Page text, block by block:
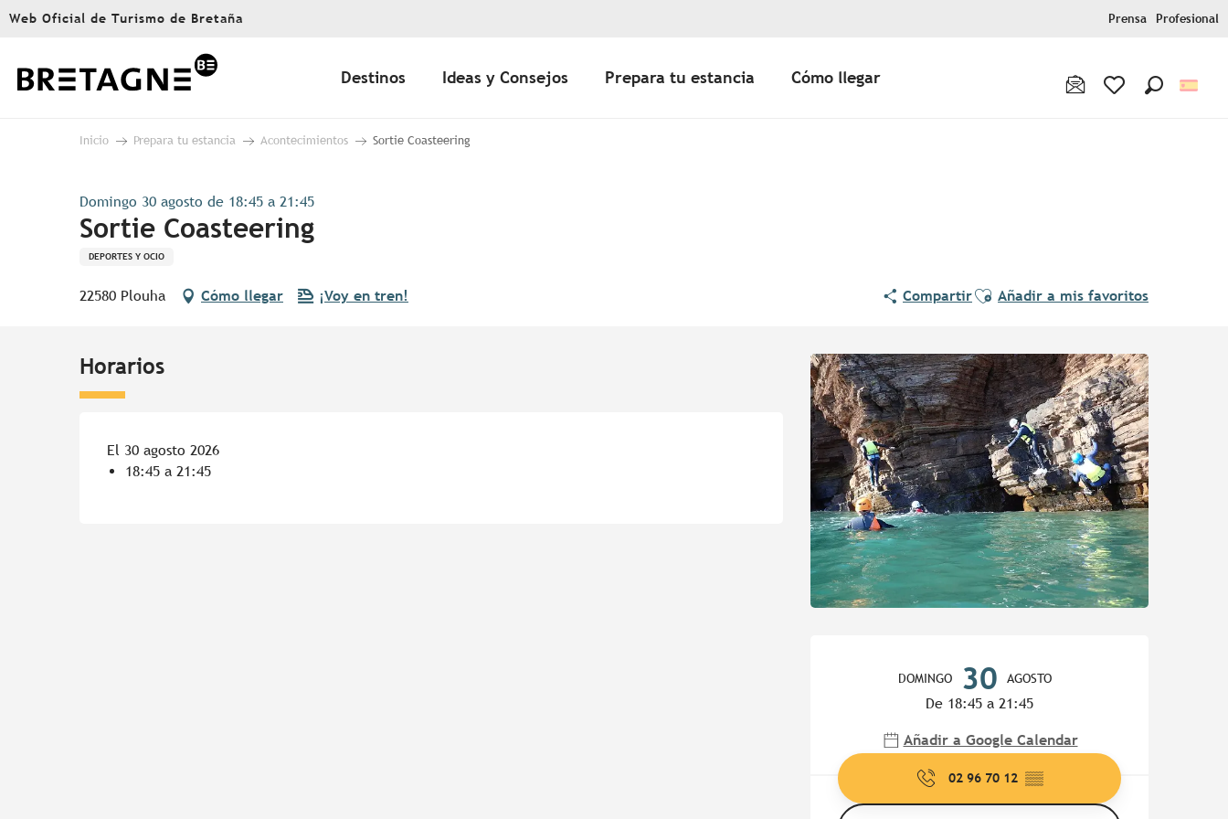
Aller
principal
Web Oficial de Turismo de Bretaña Prensa Profesional
Destinos Ideas y Consejos Prepara tu estancia Cómo llegar
Inicio Prepara tu estancia Acontecimientos Sortie Coasteering
Domingo 30 agosto de 18:45 a 21:45
Sortie Coasteering
DEPORTES Y OCIO
22580 Plouha Cómo llegar ¡Voy en tren! CompartirAjouter aux favoris
Añadir a mis favoritos
DOMINGO 30 AGOSTO
De 18:45 a 21:45
Añadir a Google Calendar
02 96 70 12 ▒▒
Horarios
El 30 agosto 2026
18:45 a 21:45